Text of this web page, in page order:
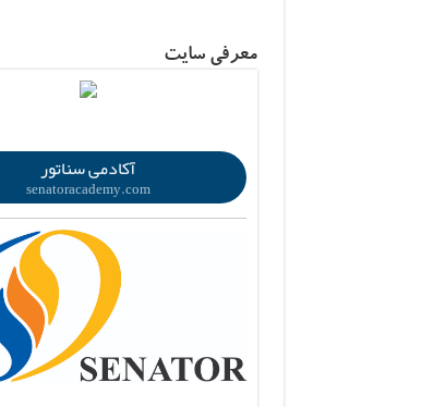
معرفی سایت
آکادمی سناتور
senatoracademy.com